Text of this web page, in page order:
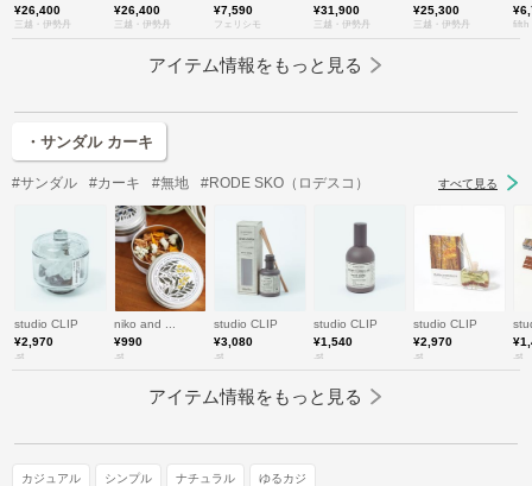
¥26,400
三越・伊勢丹
¥26,400
三越・伊勢丹
¥7,590
フェリシモ
¥31,900
三越・伊勢丹
¥25,300
三越・伊勢丹 fifth
アイテム情報をもっと見る
・サンダル カーキ
#サンダル #カーキ #無地 #RODE SKO（ロデスコ） すべて見る
studio CLIP
¥2,970
.st
niko and ...
¥990
.st
studio CLIP
¥3,080
.st
studio CLIP
¥1,540
.st
studio CLIP
¥2,970
.st .st
アイテム情報をもっと見る
カジュアル シンプル ナチュラル ゆるカジ